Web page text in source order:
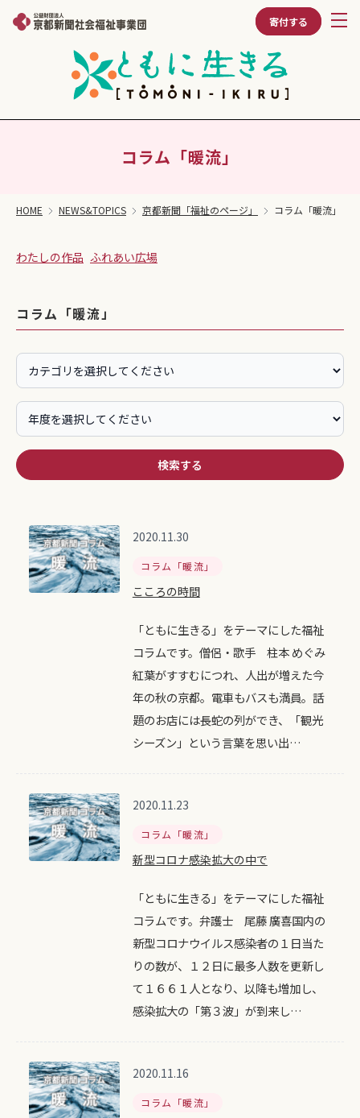
寄付する
コラム「暖流」
HOME NEWS&TOPICS 京都新聞「福祉のページ」 コラム「暖流」
わたしの作品 ふれあい広場
コラム「暖流」
検索する
2020.11.30
コラム「暖流」
こころの時間
「ともに生きる」をテーマにした福祉
コラムです。僧侶・歌手 柱本 めぐみ
紅葉がすすむにつれ、人出が増えた今
年の秋の京都。電車もバスも満員。話
題のお店には長蛇の列ができ、「観光
シーズン」という言葉を思い出…
2020.11.23
コラム「暖流」
新型コロナ感染拡大の中で
「ともに生きる」をテーマにした福祉
コラムです。弁護士 尾藤 廣喜国内の
新型コロナウイルス感染者の１日当た
りの数が、１２日に最多人数を更新し
て１６６１人となり、以降も増加し、
感染拡大の「第３波」が到来し…
2020.11.16
コラム「暖流」